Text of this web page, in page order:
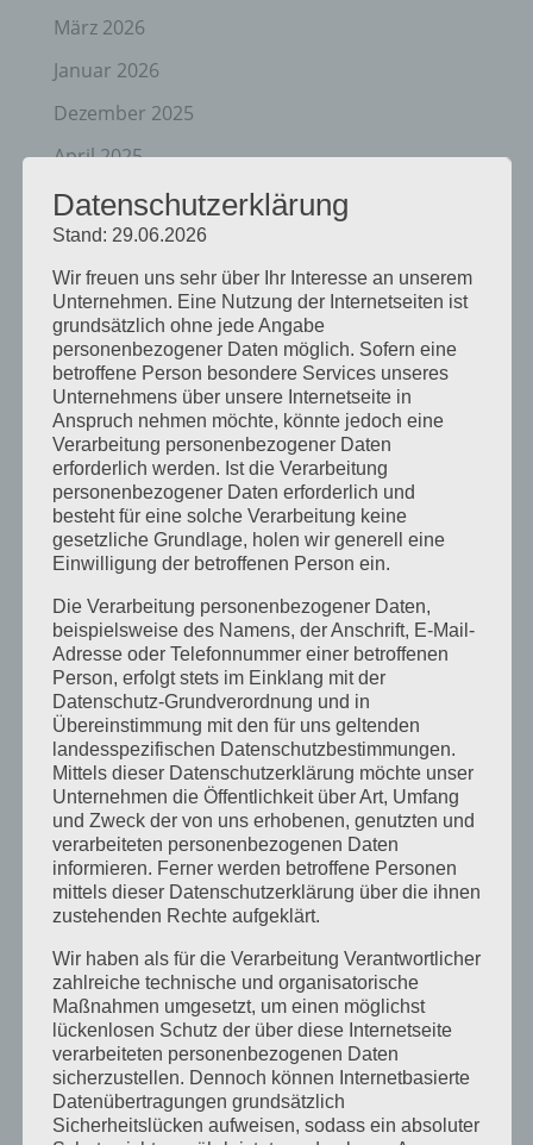
März 2026
Januar 2026
Dezember 2025
April 2025
März 2025
Februar 2025
Januar 2025
Dezember 2024
September 2024
August 2024
April 2024
März 2024
Januar 2024
November 2023
Oktober 2023
September 2023
Juli 2023
Juni 2023
Mai 2023
April 2023
März 2023
Februar 2023
Dezember 2022
November 2022
Oktober 2022
Datenschutzerklärung
Stand: 29.06.2026
Wir freuen uns sehr über Ihr Interesse an unserem
Unternehmen. Eine Nutzung der Internetseiten ist
grundsätzlich ohne jede Angabe
personenbezogener Daten möglich. Sofern eine
betroffene Person besondere Services unseres
Unternehmens über unsere Internetseite in
Anspruch nehmen möchte, könnte jedoch eine
Verarbeitung personenbezogener Daten
erforderlich werden. Ist die Verarbeitung
personenbezogener Daten erforderlich und
besteht für eine solche Verarbeitung keine
gesetzliche Grundlage, holen wir generell eine
Einwilligung der betroffenen Person ein.
Die Verarbeitung personenbezogener Daten,
beispielsweise des Namens, der Anschrift, E-Mail-
Adresse oder Telefonnummer einer betroffenen
Person, erfolgt stets im Einklang mit der
Datenschutz-Grundverordnung und in
Übereinstimmung mit den für uns geltenden
landesspezifischen Datenschutzbestimmungen.
Mittels dieser Datenschutzerklärung möchte unser
Unternehmen die Öffentlichkeit über Art, Umfang
und Zweck der von uns erhobenen, genutzten und
verarbeiteten personenbezogenen Daten
informieren. Ferner werden betroffene Personen
mittels dieser Datenschutzerklärung über die ihnen
zustehenden Rechte aufgeklärt.
Wir haben als für die Verarbeitung Verantwortlicher
zahlreiche technische und organisatorische
Maßnahmen umgesetzt, um einen möglichst
lückenlosen Schutz der über diese Internetseite
verarbeiteten personenbezogenen Daten
sicherzustellen. Dennoch können Internetbasierte
Datenübertragungen grundsätzlich
Sicherheitslücken aufweisen, sodass ein absoluter